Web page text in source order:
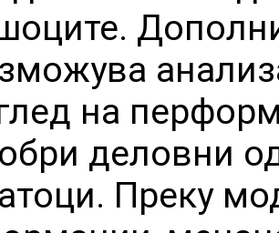
на
деловни
Преку